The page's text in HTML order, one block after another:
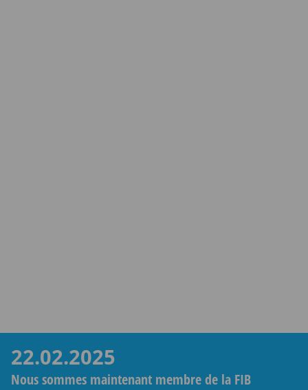
22.02.2025
Nous sommes maintenant membre de la FIB